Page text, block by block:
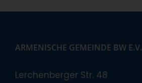
ARMENISCHE GEMEINDE BW E.V.
Lerchenberger Str. 48